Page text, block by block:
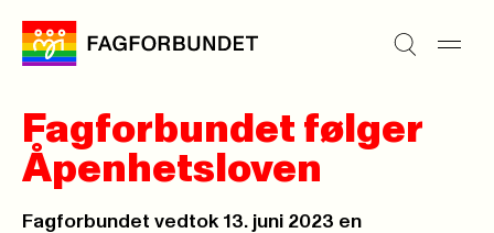
Fagforbundet følger
Åpenhetsloven
Fagforbundet vedtok 13. juni 2023 en